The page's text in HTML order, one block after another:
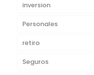
inversion
Personales
retiro
Seguros